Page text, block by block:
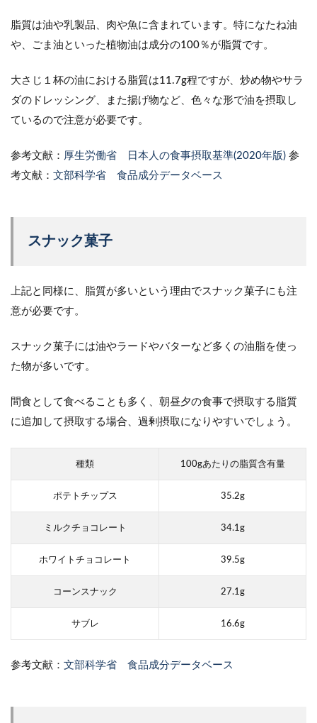
脂質は油や乳製品、肉や魚に含まれています。特になたね油
や、ごま油といった植物油は成分の100％が脂質です。
大さじ１杯の油における脂質は11.7g程ですが、炒め物やサラ
ダのドレッシング、また揚げ物など、色々な形で油を摂取し
ているので注意が必要です。
参考文献： 厚生労働省 日本人の食事摂取基準(2020年版) 参
考文献： 文部科学省 食品成分データベース
スナック菓子
上記と同様に、脂質が多いという理由でスナック菓子にも注
意が必要です。
スナック菓子には油やラードやバターなど多くの油脂を使っ
た物が多いです。
間食として食べることも多く、朝昼夕の食事で摂取する脂質
に追加して摂取する場合、過剰摂取になりやすいでしょう。
種類 100gあたりの脂質含有量
ポテトチップス 35.2g
ミルクチョコレート 34.1g
ホワイトチョコレート 39.5g
コーンスナック 27.1g
サブレ 16.6g
参考文献： 文部科学省 食品成分データベース